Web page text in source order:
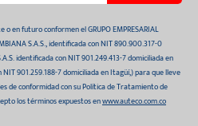
en futuro conformen el GRUPO EMPRESARIAL
S.A.S., identificada con NIT 890.900.317-0
identificada con NIT 901.249.413-7 domiciliada en
NIT 901.259.188-7 domiciliada en Itagüí,) para que lleve
de conformidad con su Política de Tratamiento de
los términos expuestos enwww.auteco.com.co